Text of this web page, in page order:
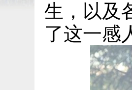
生，以及
了这一感